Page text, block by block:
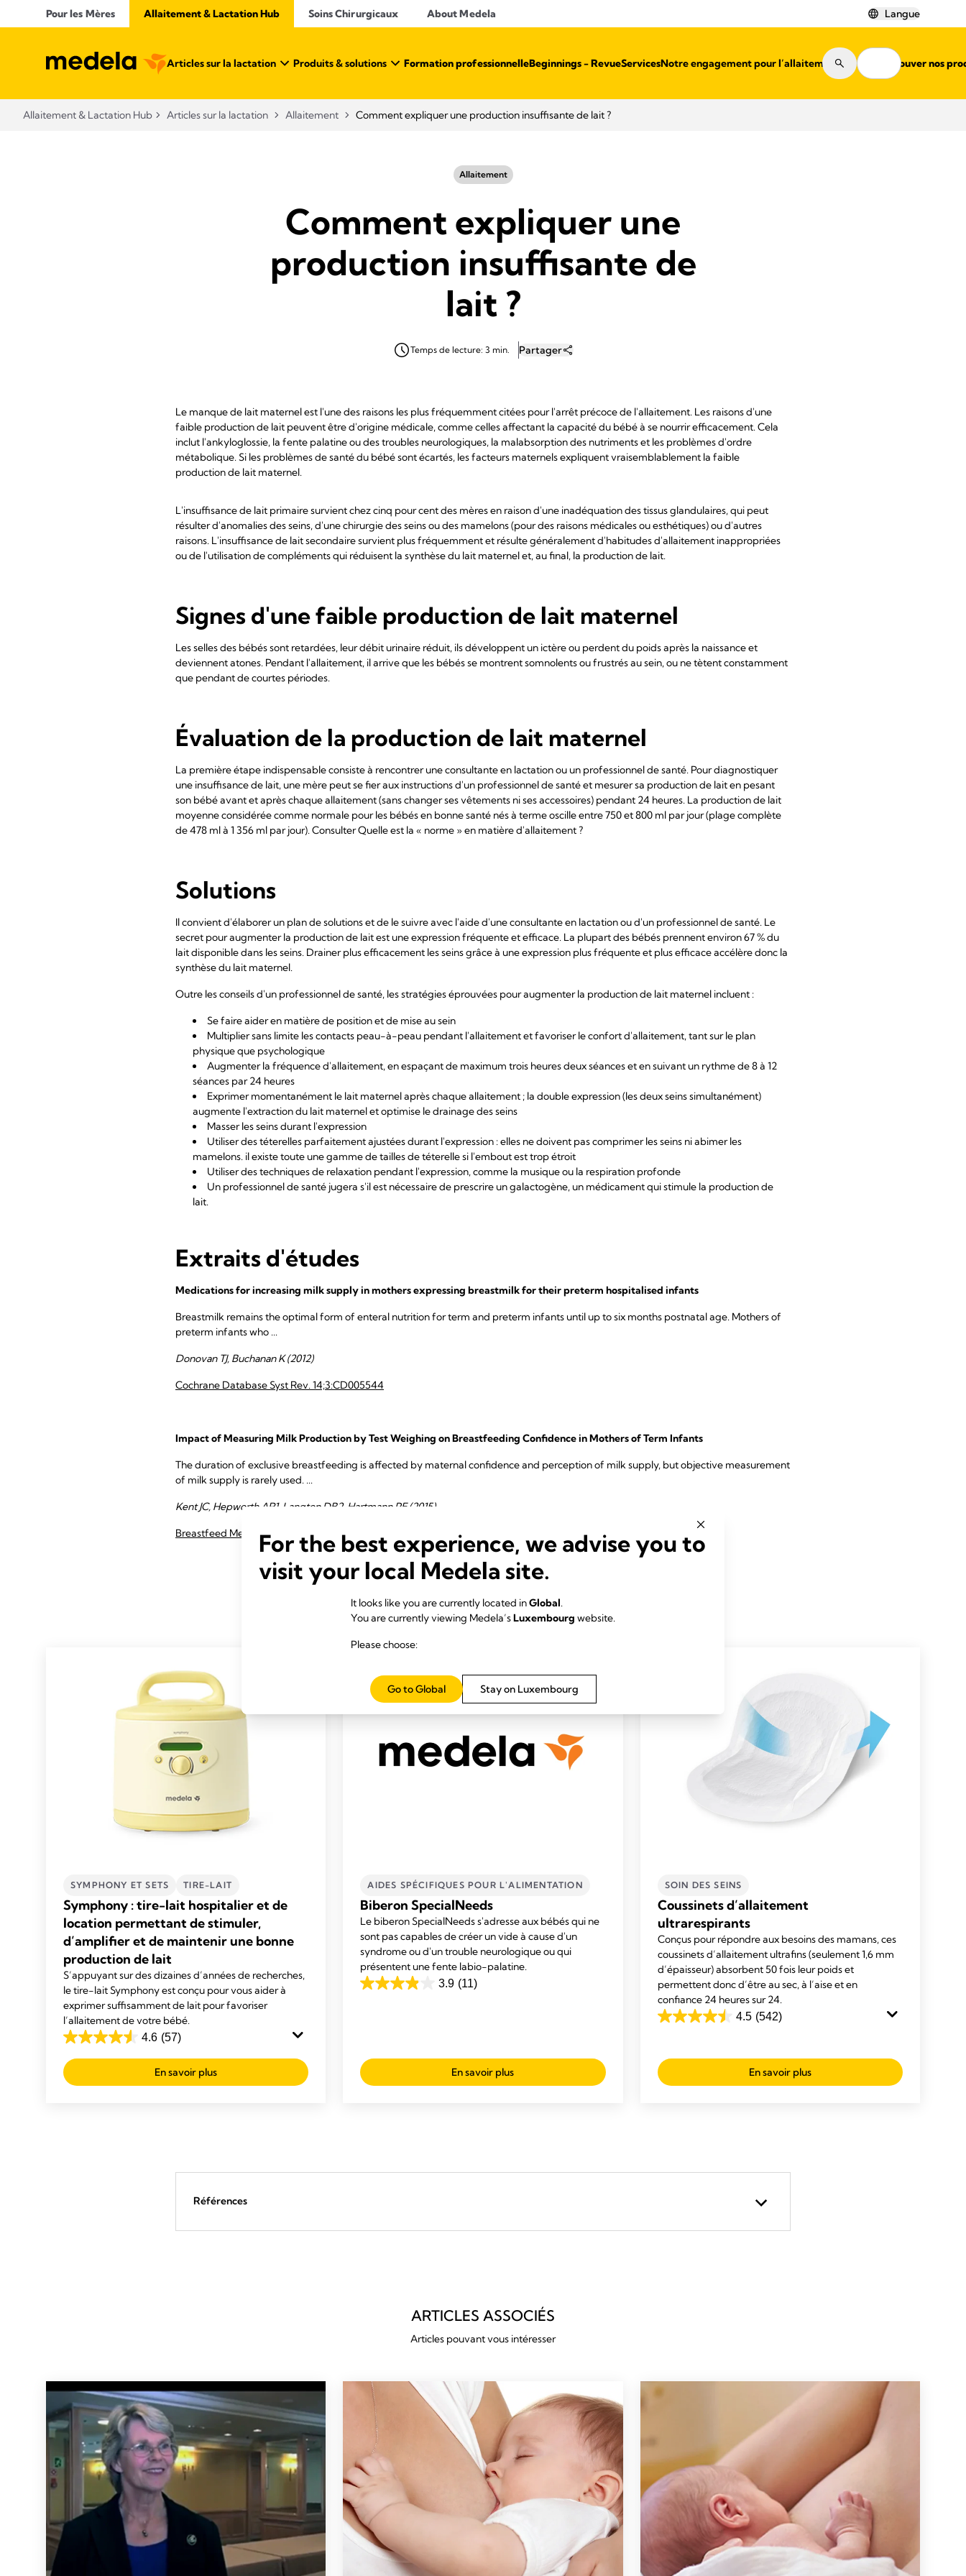
Pour les Mères Allaitement & Lactation Hub​ Soins Chirurgicaux About Medela Langue
Articles sur la lactation Produits & solutions Formation professionnelleBeginnings - RevueServicesNotre engagement pour l’allaitement Où trouver nos
Allaitement & Lactation Hub​ Articles sur la lactation Allaitement Comment expliquer une production insuffisante de lait ?
Allaitement
Comment expliquer une
production insuffisante de
lait ?
Temps de lecture: 3 min. Partager
Le manque de lait maternel est l'une des raisons les plus fréquemment citées pour l'arrêt précoce de l'allaitement. Les raisons d'une
faible production de lait peuvent être d'origine médicale, comme celles affectant la capacité du bébé à se nourrir efficacement. Cela
inclut l'ankyloglossie, la fente palatine ou des troubles neurologiques, la malabsorption des nutriments et les problèmes d'ordre
métabolique. Si les problèmes de santé du bébé sont écartés, les facteurs maternels expliquent vraisemblablement la faible
production de lait maternel.
L'insuffisance de lait primaire survient chez cinq pour cent des mères en raison d'une inadéquation des tissus glandulaires, qui peut
résulter d'anomalies des seins, d'une chirurgie des seins ou des mamelons (pour des raisons médicales ou esthétiques) ou d'autres
raisons. L'insuffisance de lait secondaire survient plus fréquemment et résulte généralement d'habitudes d'allaitement inappropriées
ou de l'utilisation de compléments qui réduisent la synthèse du lait maternel et, au final, la production de lait.
Signes d'une faible production de lait maternel
Les selles des bébés sont retardées, leur débit urinaire réduit, ils développent un ictère ou perdent du poids après la naissance et
deviennent atones. Pendant l'allaitement, il arrive que les bébés se montrent somnolents ou frustrés au sein, ou ne tètent constamment
que pendant de courtes périodes.
Évaluation de la production de lait maternel
La première étape indispensable consiste à rencontrer une consultante en lactation ou un professionnel de santé. Pour diagnostiquer
une insuffisance de lait, une mère peut se fier aux instructions d'un professionnel de santé et mesurer sa production de lait en pesant
son bébé avant et après chaque allaitement (sans changer ses vêtements ni ses accessoires) pendant 24 heures. La production de lait
moyenne considérée comme normale pour les bébés en bonne santé nés à terme oscille entre 750 et 800 ml par jour (plage complète
de 478 ml à 1 356 ml par jour). Consulter Quelle est la « norme » en matière d'allaitement ?
Solutions
Il convient d'élaborer un plan de solutions et de le suivre avec l'aide d'une consultante en lactation ou d'un professionnel de santé. Le
secret pour augmenter la production de lait est une expression fréquente et efficace. La plupart des bébés prennent environ 67 % du
lait disponible dans les seins. Drainer plus efficacement les seins grâce à une expression plus fréquente et plus efficace accélère donc la
synthèse du lait maternel.
Outre les conseils d'un professionnel de santé, les stratégies éprouvées pour augmenter la production de lait maternel incluent :
Se faire aider en matière de position et de mise au sein
Multiplier sans limite les contacts peau-à-peau pendant l'allaitement et favoriser le confort d'allaitement, tant sur le plan
physique que psychologique
Augmenter la fréquence d'allaitement, en espaçant de maximum trois heures deux séances et en suivant un rythme de 8 à 12
séances par 24 heures
Exprimer momentanément le lait maternel après chaque allaitement ; la double expression (les deux seins simultanément)
augmente l'extraction du lait maternel et optimise le drainage des seins
Masser les seins durant l'expression
Utiliser des téterelles parfaitement ajustées durant l'expression : elles ne doivent pas comprimer les seins ni abimer les
mamelons. il existe toute une gamme de tailles de téterelle si l'embout est trop étroit
Utiliser des techniques de relaxation pendant l'expression, comme la musique ou la respiration profonde
Un professionnel de santé jugera s'il est nécessaire de prescrire un galactogène, un médicament qui stimule la production de
lait.
Extraits d'études
Medications for increasing milk supply in mothers expressing breastmilk for their preterm hospitalised infants
Breastmilk remains the optimal form of enteral nutrition for term and preterm infants until up to six months postnatal age. Mothers of
preterm infants who ...
Donovan TJ, Buchanan K (2012)
Cochrane Database Syst Rev. 14;3:CD005544
Impact of Measuring Milk Production by Test Weighing on Breastfeeding Confidence in Mothers of Term Infants
The duration of exclusive breastfeeding is affected by maternal confidence and perception of milk supply, but objective measurement
of milk supply is rarely used. ...
Kent JC, Hepworth AR1, Langton DB2, Hartmann PE (2015)
Breastfeed Med. 10:318-25
PRODUITS ASSOCIÉS
SYMPHONY ET SETS TIRE-LAIT
Symphony : tire-lait hospitalier et de
location permettant de stimuler,
d’amplifier et de maintenir une bonne
production de lait
S’appuyant sur des dizaines d’années de recherches,
le tire-lait Symphony est conçu pour vous aider à
exprimer suffisamment de lait pour favoriser
l’allaitement de votre bébé.
4.6 (57)
4.6
out
of
En savoir plus
AIDES SPÉCIFIQUES POUR L'ALIMENTATION
Biberon SpecialNeeds
Le biberon SpecialNeeds s'adresse aux bébés qui ne
sont pas capables de créer un vide à cause d'un
syndrome ou d'un trouble neurologique ou qui
présentent une fente labio-palatine.
3.9 (11)
3.9
stars.
11
En savoir plus
SOIN DES SEINS
Coussinets d’allaitement
ultrarespirants
Conçus pour répondre aux besoins des mamans, ces
coussinets d’allaitement ultrafins (seulement 1,6 mm
d’épaisseur) absorbent 50 fois leur poids et
permettent donc d’être au sec, à l’aise et en
confiance 24 heures sur 24.
4.5 (542)
4.5
of
5
En savoir plus
Références
ARTICLES ASSOCIÉS
Articles pouvant vous intéresser
For the best experience, we advise you to
visit your local Medela site.
It looks like you are currently located inGlobal.
You are currently viewing Medela’sLuxembourg website.
Please choose:
Stay on Luxembourg
Go to Global